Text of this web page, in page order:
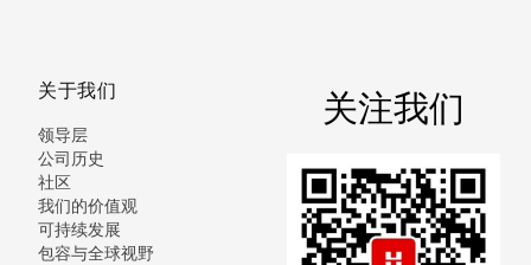
关于我们
领导层
公司历史
社区
我们的价值观
可持续发展
包容与全球视野
关注我们